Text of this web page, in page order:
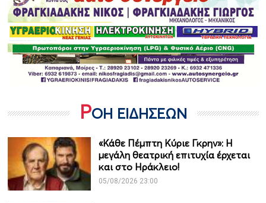
ΡΟΗ ΕΙΔΗΣΕΩΝ
«Κάθε Πέμπτη Κύριε Γκρην»: Η
μεγάλη θεατρική επιτυχία έρχεται
και στο Ηράκλειο!
05/08/2026 23:00